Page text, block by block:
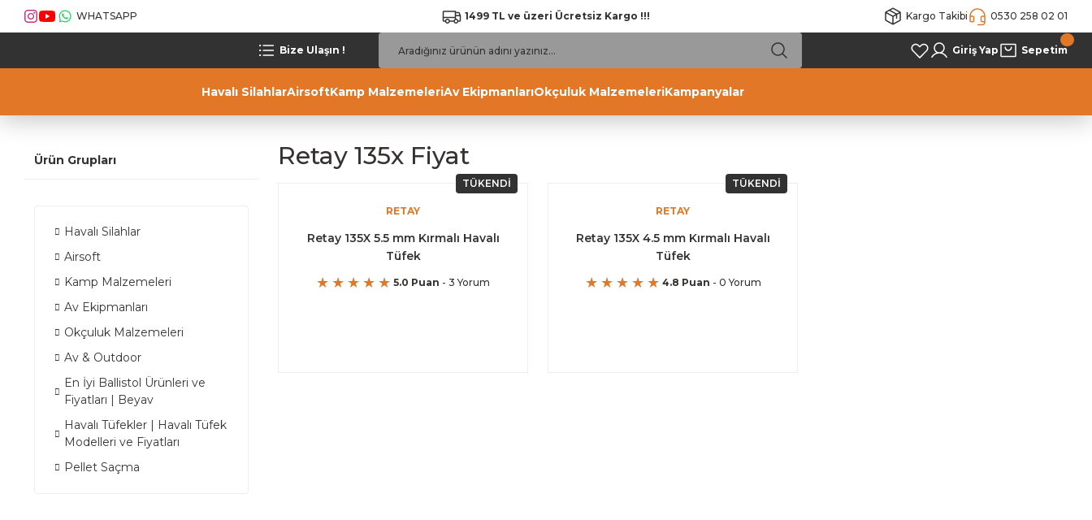
WHATSAPP 1499 TL ve üzeri Ücretsiz Kargo !!! Kargo Takibi 0530 258 02 01
Bize Ulaşın ! Giriş Yap Sepetim
Havalı SilahlarAirsoftKamp MalzemeleriAv EkipmanlarıOkçuluk MalzemeleriKampanyalar
Ürün Grupları
Havalı Silahlar
Airsoft
Kamp Malzemeleri
Av Ekipmanları
Okçuluk Malzemeleri
Av & Outdoor
En İyi Ballistol Ürünleri ve
Fiyatları | Beyav
Havalı Tüfekler | Havalı Tüfek
Modelleri ve Fiyatları
Pellet Saçma
Retay 135x Fiyat
TÜKENDİ
RETAY
Retay 135X 5.5 mm Kırmalı Havalı
Tüfek
5.0 Puan - 3 Yorum
TÜKENDİ
RETAY
Retay 135X 4.5 mm Kırmalı Havalı
Tüfek
4.8 Puan - 0 Yorum